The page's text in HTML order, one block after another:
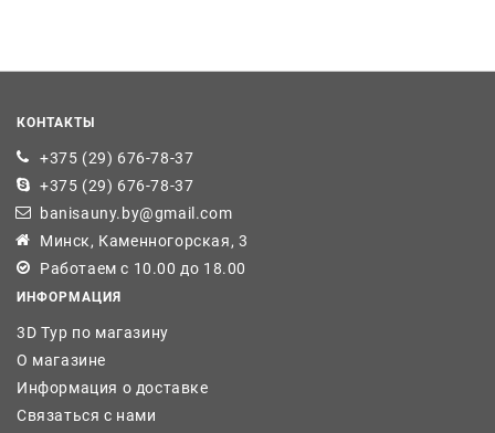
КОНТАКТЫ
+375 (29) 676-78-37
+375 (29) 676-78-37
banisauny.by@gmail.com
Минск, Каменногорская, 3
Работаем с 10.00 до 18.00
ИНФОРМАЦИЯ
3D Тур по магазину
О магазине
Информация о доставке
Связаться с нами